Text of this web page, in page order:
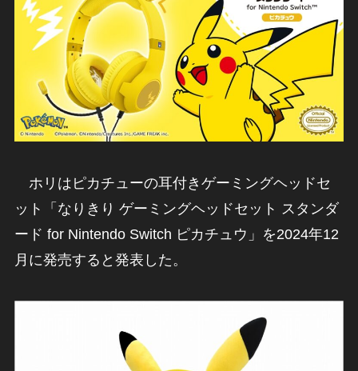
ホリはピカチューの耳付きゲーミングヘッドセ
ット「なりきり ゲーミングヘッドセット スタンダ
ード for Nintendo Switch ピカチュウ」を2024年12
月に発売すると発表した。